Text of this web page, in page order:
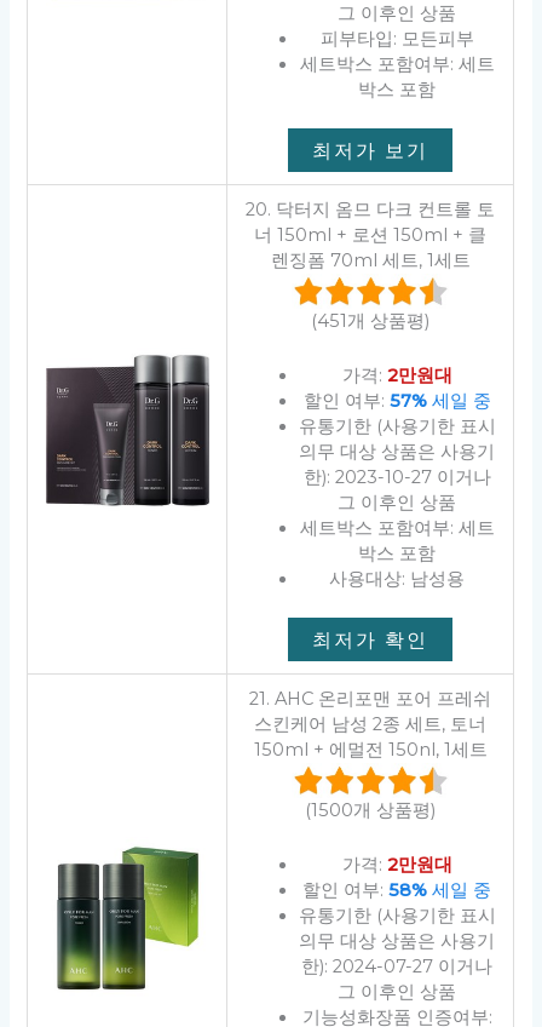
그 이후인 상품
피부타입: 모든피부
세트박스 포함여부: 세트
박스 포함
최저가 보기
20. 닥터지 옴므 다크 컨트롤 토
너 150ml + 로션 150ml + 클
렌징폼 70ml 세트, 1세트
(451개 상품평)
가격: 2만원대
할인 여부: 57%세일 중
유통기한 (사용기한 표시
의무 대상 상품은 사용기
한): 2023-10-27 이거나
그 이후인 상품
세트박스 포함여부: 세트
박스 포함
사용대상: 남성용
최저가 확인
21. AHC 온리포맨 포어 프레쉬
스킨케어 남성 2종 세트, 토너
150ml + 에멀전 150nl, 1세트
(1500개 상품평)
가격: 2만원대
할인 여부:58% 세일 중
유통기한 (사용기한 표시
의무 대상 상품은 사용기
한): 2024-07-27 이거나
그 이후인 상품
기능성화장품 인증여부: